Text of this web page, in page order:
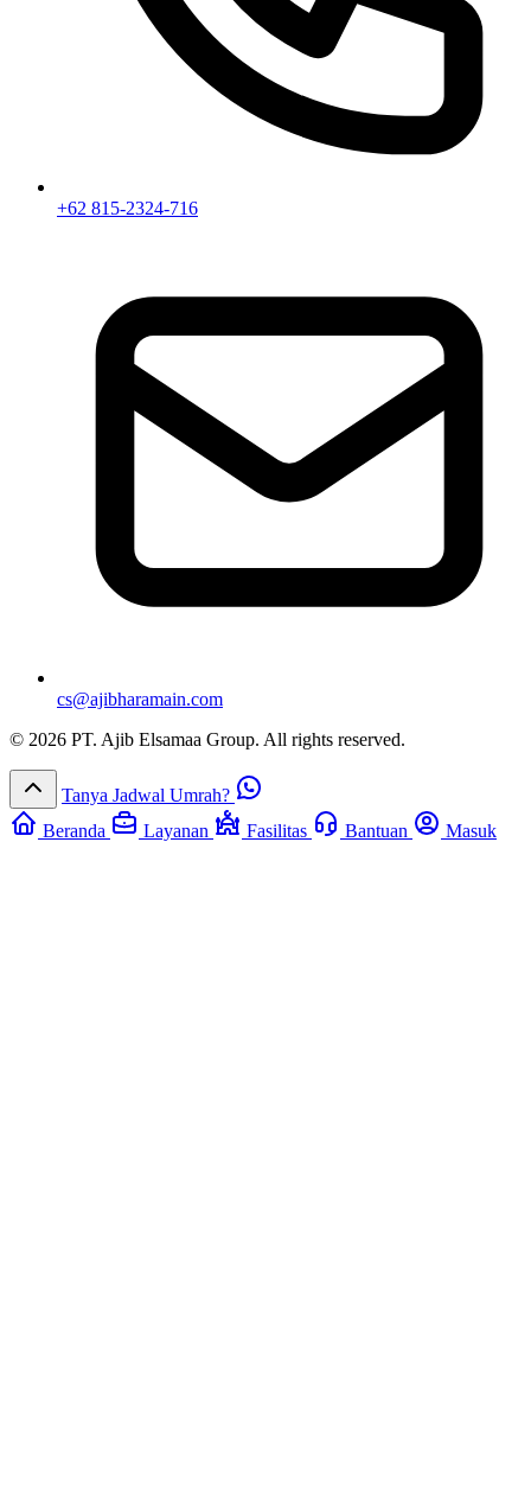
+62 815-2324-716
cs@ajibharamain.com
© 2026 PT. Ajib Elsamaa Group. All rights reserved.
Tanya Jadwal Umrah?
Beranda
Layanan Fasilitas Bantuan Masuk